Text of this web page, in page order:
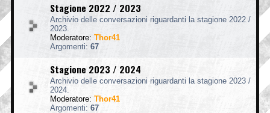
Stagione 2022 / 2023
Archivio delle conversazioni riguardanti la stagione 2022 /
2023.
Moderatore: Thor41
Argomenti: 67
Stagione 2023 / 2024
Archivio delle conversazioni riguardanti la stagione 2023 /
2024.
Moderatore: Thor41
Argomenti: 67